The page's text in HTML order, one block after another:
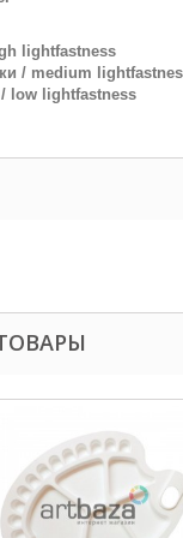
lightfastness
/ medium
/ low lightfastness